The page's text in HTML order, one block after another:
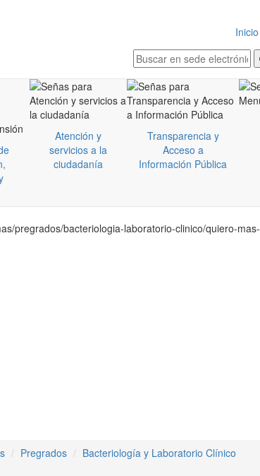
Inicio
Atención y
servicios a la
ciudadanía
Transparencia y
Acceso a
Información Pública
pregrados/bacteriologia-laboratorio-clinico/quiero-mas-
Pregrados
Bacteriología y Laboratorio Clínico